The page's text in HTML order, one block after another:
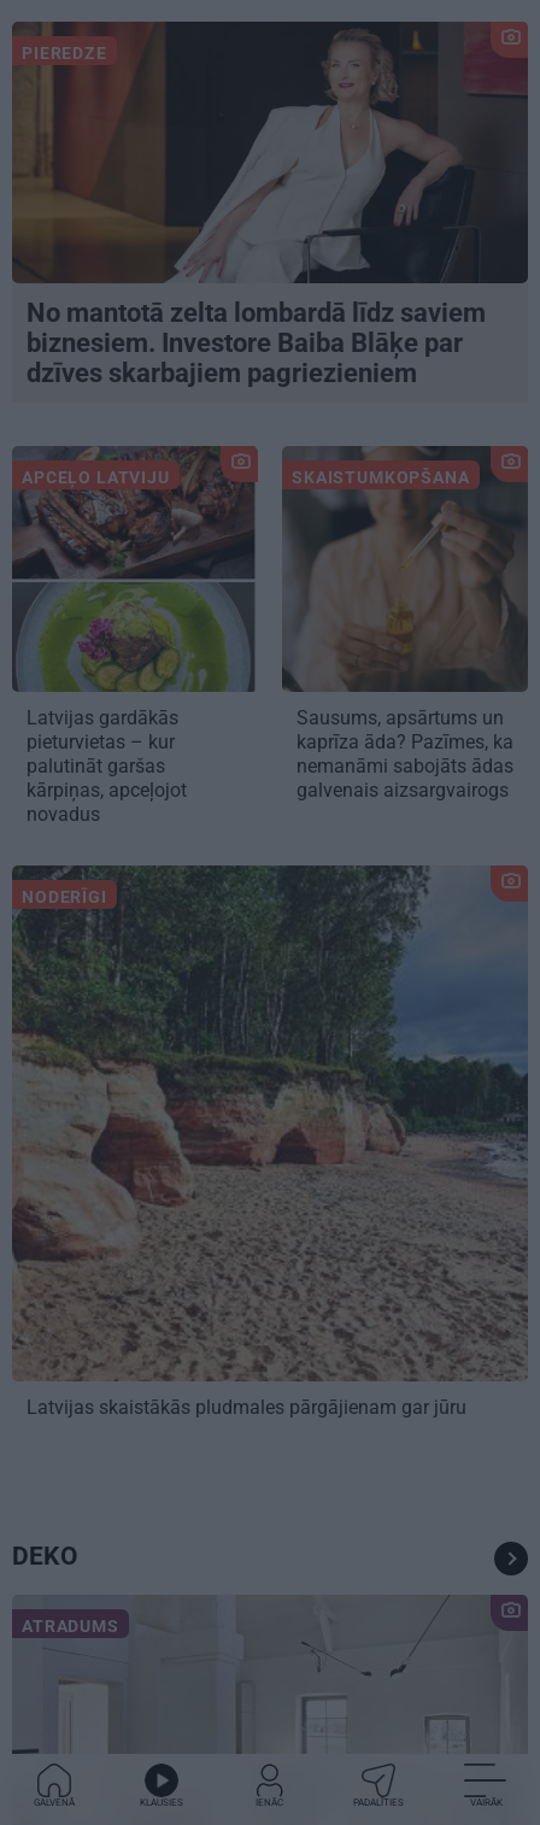
PIEREDZE
No mantotā zelta lombardā līdz saviem
biznesiem. Investore Baiba Blāķe par
dzīves skarbajiem pagriezieniem
APCEĻO LATVIJU
Latvijas gardākās
pieturvietas – kur
palutināt garšas
kārpiņas, apceļojot
novadus
SKAISTUMKOPŠANA
Sausums, apsārtums un
kaprīza āda? Pazīmes, ka
nemanāmi sabojāts ādas
galvenais aizsargvairogs
NODERĪGI
Latvijas skaistākās pludmales pārgājienam gar jūru
DEKO
ATRADUMS
GALVENĀ KLAUSIES IENĀC PADALĪTIES VAIRĀK